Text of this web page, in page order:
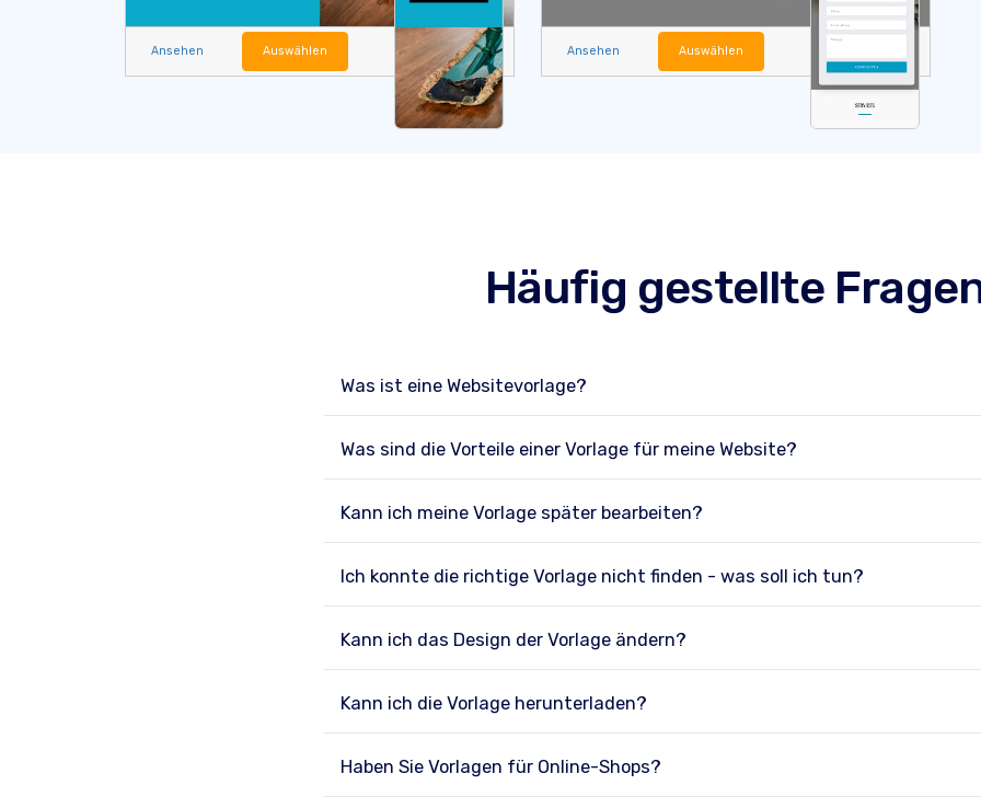
Ansehen Auswählen Ansehen Auswählen
Häufig gestellte
Was ist eine Websitevorlage?
Was sind die Vorteile einer Vorlage für meine Website?
Kann ich meine Vorlage später bearbeiten?
Ich konnte die richtige Vorlage nicht finden - was soll ich tun?
Kann ich das Design der Vorlage ändern?
Kann ich die Vorlage herunterladen?
Haben Sie Vorlagen für Online-Shops?